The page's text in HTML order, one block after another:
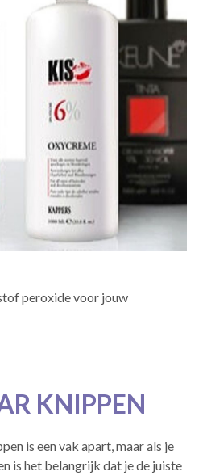
peroxide voor jouw
KNIPPEN
is een vak apart, maar als je
is het belangrijk dat je de juiste